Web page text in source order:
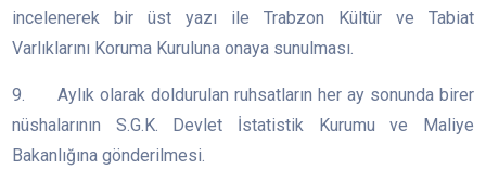
incelenerek bir üst yazı ile Trabzon Kültür ve Tabiat
Varlıklarını Koruma Kuruluna onaya sunulması.
9. Aylık olarak doldurulan ruhsatların her ay sonunda birer
nüshalarının S.G.K. Devlet İstatistik Kurumu ve Maliye
Bakanlığına gönderilmesi.